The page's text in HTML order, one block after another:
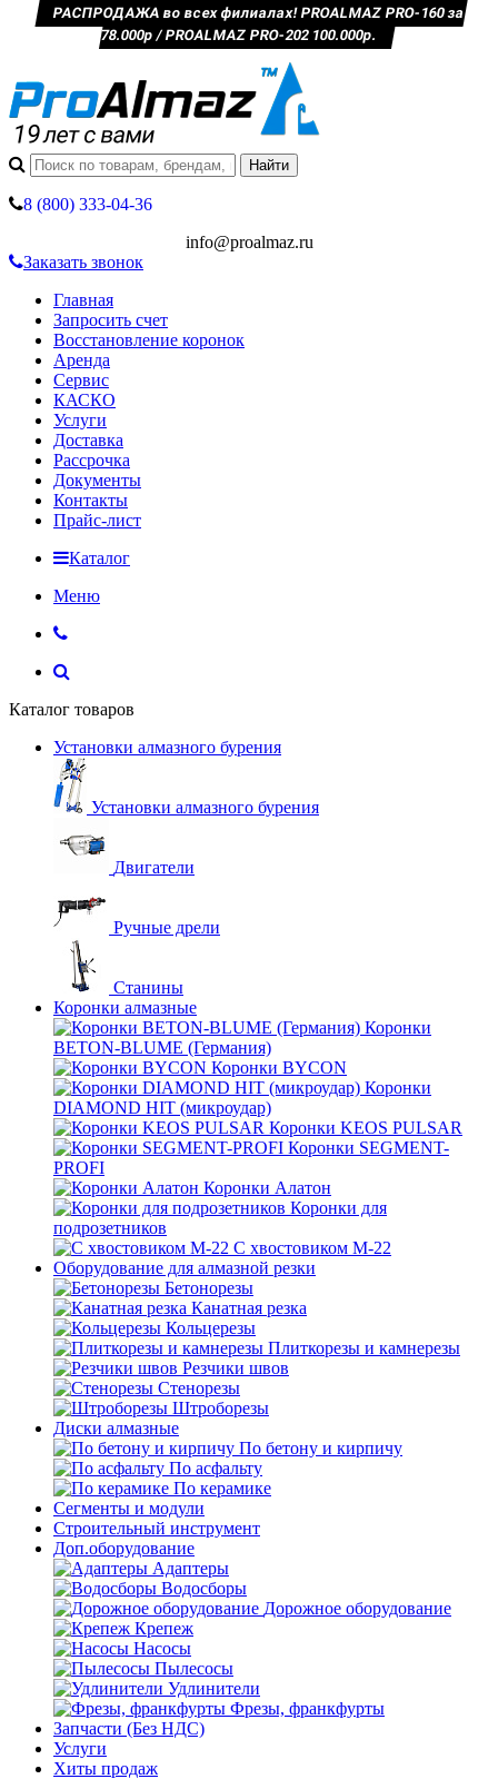
РАСПРОДАЖА во всех филиалах! PROALMAZ PRO-160 за
78.000р / PROALMAZ PRO-202 100.000р.
8 (800) 333-04-36
info@proalmaz.ru
Заказать звонок
Главная
Запросить счет
Восстановление коронок
Аренда
Сервис
КАСКО
Услуги
Доставка
Рассрочка
Документы
Контакты
Прайс-лист
Каталог
Меню
Каталог товаров
Установки алмазного бурения
Установки алмазного бурения
Двигатели
Ручные дрели
Станины
Коронки алмазные
Коронки
BETON-BLUME (Германия)
Коронки BYCON
Коронки
DIAMOND HIT (микроудар)
Коронки KEOS PULSAR
Коронки SEGMENT-
PROFI
Коронки Алатон
Коронки для
подрозетников
С хвостовиком М-22
Оборудование для алмазной резки
Бетонорезы
Канатная резка
Кольцерезы
Плиткорезы и камнерезы
Резчики швов
Стенорезы
Штроборезы
Диски алмазные
По бетону и кирпичу
По асфальту
По керамике
Сегменты и модули
Строительный инструмент
Доп.оборудование
Адаптеры
Водосборы
Дорожное оборудование
Крепеж
Насосы
Пылесосы
Удлинители
Фрезы, франкфурты
Запчасти (Без НДС)
Услуги
Хиты продаж